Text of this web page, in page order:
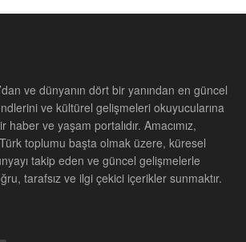
ve dünyanın dört bir yanından en güncel
ve kültürel gelişmeleri okuyucularına
haber ve yaşam portalıdır. Amacımız,
toplumu başta olmak üzere, küresel
takip eden ve güncel gelişmelerle
tarafsız ve ilgi çekici içerikler sunmaktır.